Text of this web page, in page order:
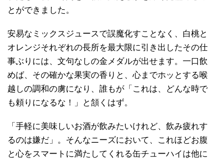
とができました。
安易なミックスジュースで誤魔化すことなく、白桃と
オレンジそれぞれの長所を最大限に引き出したその仕
事ぶりには、文句なしの金メダルが出せます。一口飲
めば、その確かな果実の香りと、心までホッとする喉
越しの調和の虜になり、誰もが「これは、どんな時で
も頼りになるな！」と頷くはず。
「手軽に美味しいお酒が飲みたいけれど、飲み疲れす
るのは嫌だ」。そんなニーズにおいて、これほどお腹
と心をスマートに満たしてくれる缶チューハイは他に